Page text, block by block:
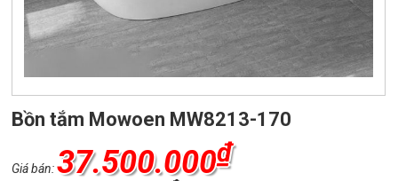
Bồn tắm Mowoen MW8213-170
Giá bán:37.500.000₫